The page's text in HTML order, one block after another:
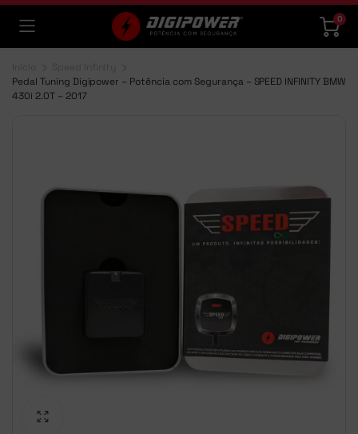
0
Pedal Tuning Digipower – Potência com Segurança – SPEED INFINITY BMW
430i 2.0T – 2017